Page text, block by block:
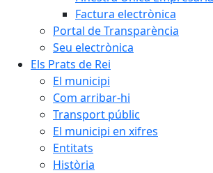
Factura electrònica
Portal de Transparència
Seu electrònica
Els Prats de Rei
El municipi
Com arribar-hi
Transport públic
El municipi en xifres
Entitats
Història